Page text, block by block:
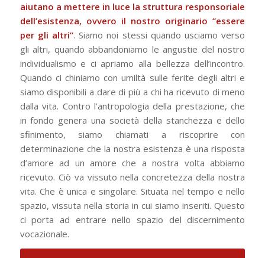
aiutano a mettere in luce la struttura responsoriale
dell’esistenza, ovvero il nostro originario “essere
per gli altri”. Siamo noi stessi quando usciamo verso
gli altri, quando abbandoniamo le angustie del nostro
individualismo e ci apriamo alla bellezza dell’incontro.
Quando ci chiniamo con umiltà sulle ferite degli altri e
siamo disponibili a dare di più a chi ha ricevuto di meno
dalla vita. Contro l’antropologia della prestazione, che
in fondo genera una società della stanchezza e dello
sfinimento, siamo chiamati a riscoprire con
determinazione che la nostra esistenza è una risposta
d’amore ad un amore che a nostra volta abbiamo
ricevuto. Ciò va vissuto nella concretezza della nostra
vita. Che è unica e singolare. Situata nel tempo e nello
spazio, vissuta nella storia in cui siamo inseriti. Questo
ci porta ad entrare nello spazio del discernimento
vocazionale.